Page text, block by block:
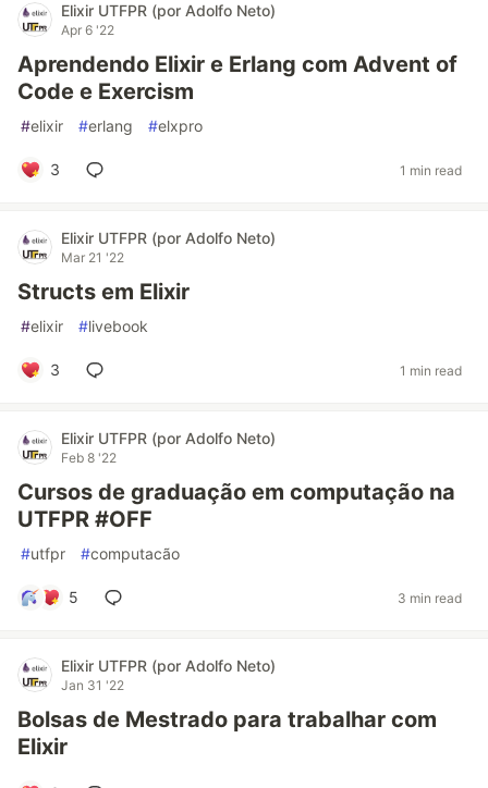
Elixir UTFPR (por Adolfo Neto)
Apr 6 '22
Aprendendo Elixir e Erlang com Advent of
Code e Exercism
#elixir #erlang #elxpro
3 1 min read
Elixir UTFPR (por Adolfo Neto)
Mar 21 '22
Structs em Elixir
#elixir #livebook
3 1 min read
Elixir UTFPR (por Adolfo Neto)
Feb 8 '22
Cursos de graduação em computação na
UTFPR #OFF
#utfpr #computacão
5 3 min read
Elixir UTFPR (por Adolfo Neto)
Jan 31 '22
Bolsas de Mestrado para trabalhar com
Elixir